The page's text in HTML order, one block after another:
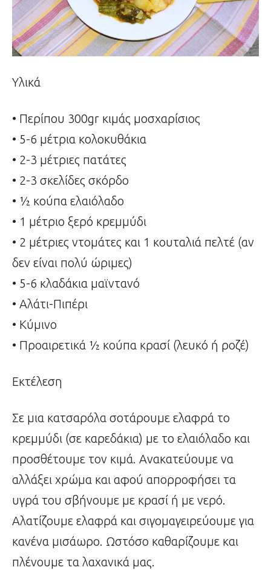
Υλικά
• Περίπου 300gr κιμάς μοσχαρίσιος
• 5-6 μέτρια κολοκυθάκια
• 2-3 μέτριες πατάτες
• 2-3 σκελίδες σκόρδο
• ½ κούπα ελαιόλαδο
• 1 μέτριο ξερό κρεμμύδι
• 2 μέτριες ντομάτες και 1 κουταλιά πελτέ (αν
δεν είναι πολύ ώριμες)
• 5-6 κλαδάκια μαϊντανό
• Αλάτι-Πιπέρι
• Κύμινο
• Προαιρετικά ½ κούπα κρασί (λευκό ή ροζέ)
Εκτέλεση
Σε μια κατσαρόλα σοτάρουμε ελαφρά το
κρεμμύδι (σε καρεδάκια) με το ελαιόλαδο και
προσθέτουμε τον κιμά. Ανακατεύουμε να
αλλάξει χρώμα και αφού απορροφήσει τα
υγρά του σβήνουμε με κρασί ή με νερό.
Αλατίζουμε ελαφρά και σιγομαγειρεύουμε για
κανένα μισάωρο. Ωστόσο καθαρίζουμε και
πλένουμε τα λαχανικά μας.